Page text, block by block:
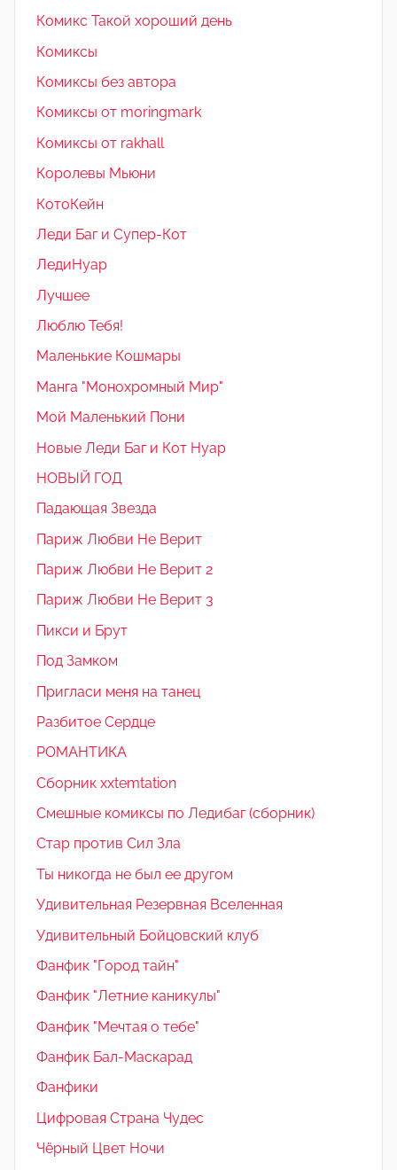
Комикс Такой хороший день
Комиксы
Комиксы без автора
Комиксы от moringmark
Комиксы от rakhall
Королевы Мьюни
КотоКейн
Леди Баг и Супер-Кот
ЛедиНуар
Лучшее
Люблю Тебя!
Маленькие Кошмары
Манга "Монохромный Мир"
Мой Маленький Пони
Новые Леди Баг и Кот Нуар
НОВЫЙ ГОД
Падающая Звезда
Париж Любви Не Верит
Париж Любви Не Верит 2
Париж Любви Не Верит 3
Пикси и Брут
Под Замком
Пригласи меня на танец
Разбитое Сердце
РОМАНТИКА
Сборник xxtemtation
Смешные комиксы по Ледибаг (сборник)
Стар против Сил Зла
Ты никогда не был ее другом
Удивительная Резервная Вселенная
Удивительный Бойцовский клуб
Фанфик "Город тайн"
Фанфик "Летние каникулы"
Фанфик "Мечтая о тебе"
Фанфик Бал-Маскарад
Фанфики
Цифровая Страна Чудес
Чёрный Цвет Ночи